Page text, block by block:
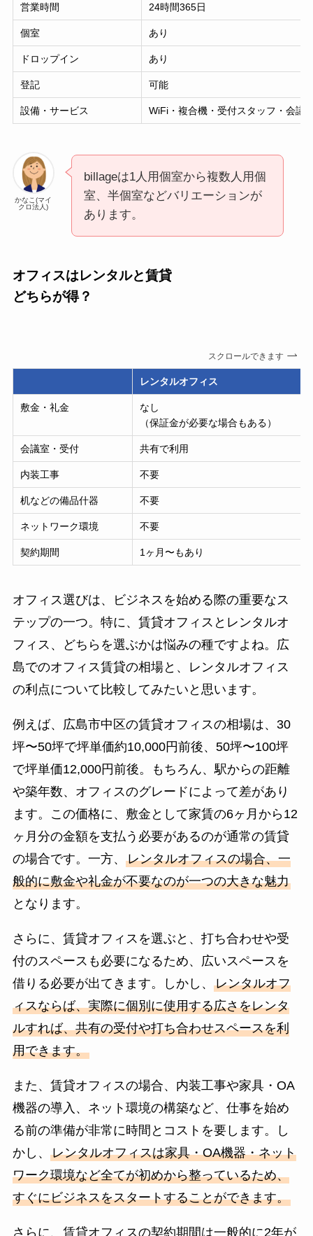
営業時間 24時間365日
個室 あり
ドロップイン あり
登記 可能
設備・サービス WiFi・複合機・受付スタッフ・会議
かなこ(マイ
クロ法人)
billageは1人用個室から複数人用個
室、半個室などバリエーションが
あります。
オフィスはレンタルと賃貸
どちらが得？
スクロールできます
レンタルオフィス
敷金・礼金
なし
（保証金が必要な場合もある）
会議室・受付 共有で利用
内装工事 不要
机などの備品什器 不要
ネットワーク環境 不要
契約期間 1ヶ月〜もあり
オフィス選びは、ビジネスを始める際の重要なス
テップの一つ。特に、賃貸オフィスとレンタルオ
フィス、どちらを選ぶかは悩みの種ですよね。広
島でのオフィス賃貸の相場と、レンタルオフィス
の利点について比較してみたいと思います。
例えば、広島市中区の賃貸オフィスの相場は、30
坪〜50坪で坪単価約10,000円前後、50坪〜100坪
で坪単価12,000円前後。もちろん、駅からの距離
や築年数、オフィスのグレードによって差があり
ます。この価格に、敷金として家賃の6ヶ月から12
ヶ月分の金額を支払う必要があるのが通常の賃貸
の場合です。一方、 レンタルオフィスの場合、一
般的に敷金や礼金が不要なのが一つの大きな魅力
となります。
さらに、賃貸オフィスを選ぶと、打ち合わせや受
付のスペースも必要になるため、広いスペースを
借りる必要が出てきます。しかし、 レンタルオフ
ィスならば、実際に個別に使用する広さをレンタ
ルすれば、共有の受付や打ち合わせスペースを利
用できます。
また、賃貸オフィスの場合、内装工事や家具・OA
機器の導入、ネット環境の構築など、仕事を始め
る前の準備が非常に時間とコストを要します。し
かし、 レンタルオフィスは家具・OA機器・ネット
ワーク環境など全てが初めから整っているため、
すぐにビジネスをスタートすることができます。
さらに、賃貸オフィスの契約期間は一般的に2年が